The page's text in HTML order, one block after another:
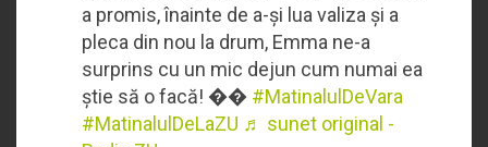
a promis, înainte de a-și lua valiza și a
pleca din nou la drum, Emma ne-a
surprins cu un mic dejun cum numai ea
știe să o facă! �� #MatinalulDeVara
#MatinalulDeLaZU ♬ sunet original -